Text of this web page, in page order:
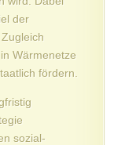
der
Wärmenetze
fördern.
sozial-